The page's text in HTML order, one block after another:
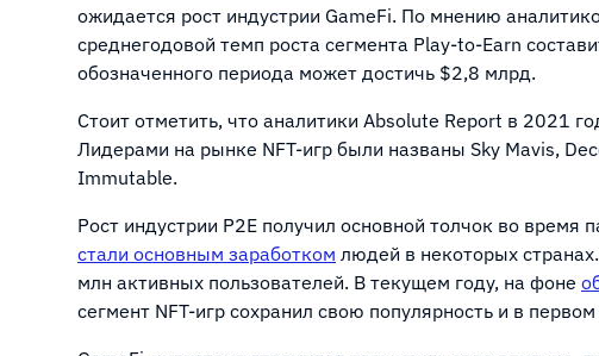
ожидается рост индустрии GameFi. По мнению
среднегодовой темп роста сегмента Play-to-Earn
обозначенного периода может достичь $2,8 млрд.
Стоит отметить, что аналитики Absolute Report в 2021
Лидерами на рынке NFT-игр были названы Sky Mavis,
Immutable.
Рост индустрии P2E получил основной толчок во время
стали основным заработком людей в некоторых
млн активных пользователей. В текущем году, на фоне
сегмент NFT-игр сохранил свою популярность и в